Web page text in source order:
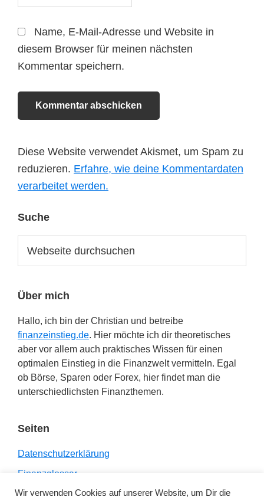
Name, E-Mail-Adresse und Website in
diesem Browser für meinen nächsten
Kommentar speichern.
Diese Website verwendet Akismet, um Spam zu
reduzieren. Erfahre, wie deine Kommentardaten
verarbeitet werden.
Seitenspalte
Suche
durchsuchen
Über mich
Hallo, ich bin der Christian und betreibe
finanzeinstieg.de. Hier möchte ich dir theoretisches
aber vor allem auch praktisches Wissen für einen
optimalen Einstieg in die Finanzwelt vermitteln. Egal
ob Börse, Sparen oder Forex, hier findet man die
unterschiedlichsten Finanzthemen.
Seiten
Datenschutzerklärung
Finanzglossar
Impressum
Wir verwenden Cookies auf unserer Website, um Dir die